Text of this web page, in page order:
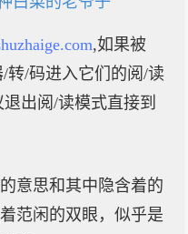
,如果被
转/码进入它们的阅/读
出阅/读模式直接到
意思和其中隐含着的
范闲的双眼，似乎是